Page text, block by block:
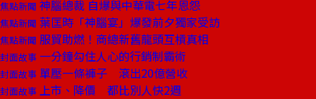
焦點新聞 神腦總裁 自爆與中華電七年恩怨
焦點新聞 葉匡時「神腦宴」爆發前夕獨家受訪
焦點新聞 服貿助燃！商總新舊龍頭互槓真相
封面故事 一分鐘勾住人心的行銷制霸術
封面故事 單壓一條褲子 滾出20億營收
封面故事 上市、降價 都比別人快2週